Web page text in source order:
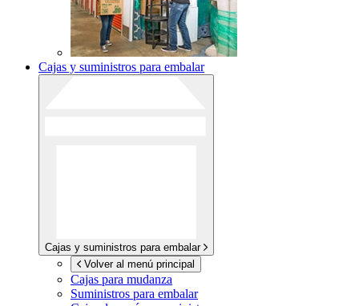
Cajas y suministros para embalar
Cajas y suministros para embalar
Volver al menú principal
Cajas para mudanza
Suministros para embalar